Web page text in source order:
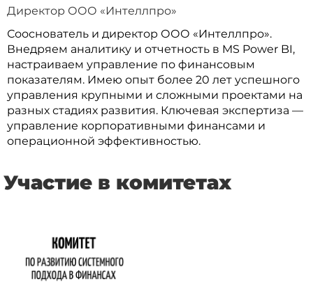
Директор ООО «Интеллпро»
Сооснователь и директор ООО «Интеллпро».
Внедряем аналитику и отчетность в MS Power BI,
настраиваем управление по финансовым
показателям. Имею опыт более 20 лет успешного
управления крупными и сложными проектами на
разных стадиях развития. Ключевая экспертиза —
управление корпоративными финансами и
операционной эффективностью.
Участие в комитетах